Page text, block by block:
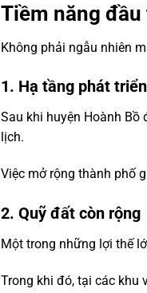
Tiềm năng đầu
Không phải ngẫu nhiên
1. Hạ tầng phát
Sau khi huyện Hoành
lịch.
Việc mở rộng thành phố
2. Quỹ đất còn rộng
Một trong những lợi thế
Trong khi đó, tại các khu